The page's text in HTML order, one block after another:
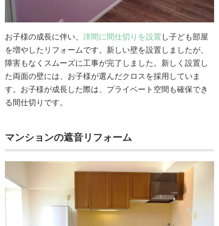
お子様の成長に伴い、 洋間に間仕切りを設置 し子ども部屋
を増やしたリフォームです。新しい壁を設置しましたが、
障害もなくスムーズに工事が完了しました。新しく設置し
た両面の壁には、お子様が選んだクロスを採用していま
す。お子様が成長した際は、プライベート空間も確保でき
る間仕切りです。
マンションの遮音リフォーム